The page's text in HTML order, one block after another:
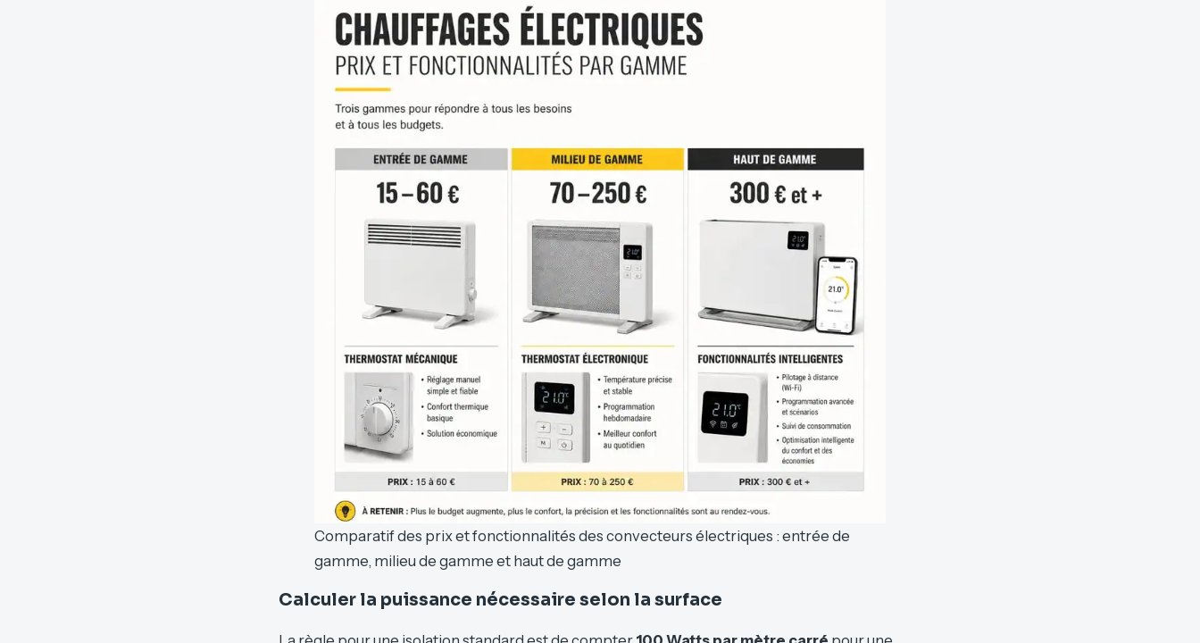
Comparatif des prix et fonctionnalités des convecteurs électriques : entrée de
gamme, milieu de gamme et haut de gamme
Calculer la puissance nécessaire selon la surface